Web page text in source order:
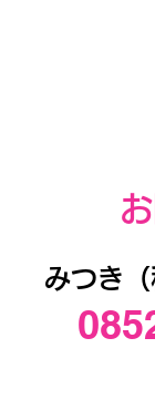
みつき